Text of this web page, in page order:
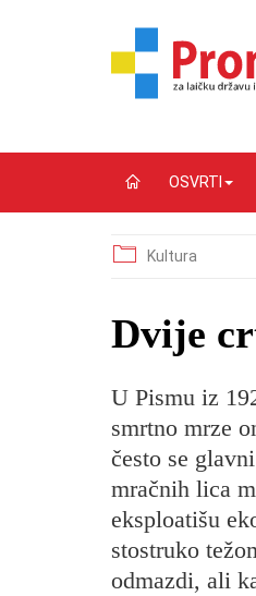
OSVRTI
Kultura
Dvije
U Pismu iz
smrtno mrze
često se
mračnih lica
eksploatišu
stostruko
odmazdi, ali